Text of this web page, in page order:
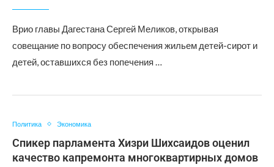
Врио главы Дагестана Сергей Меликов, открывая
совещание по вопросу обеспечения жильем детей-сирот и
детей, оставшихся без попечения …
Политика Экономика
Спикер парламента Хизри Шихсаидов оценил
качество капремонта многоквартирных домов